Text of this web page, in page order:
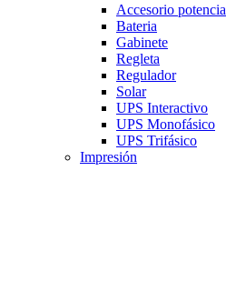
Accesorio potencia
Bateria
Gabinete
Regleta
Regulador
Solar
UPS Interactivo
UPS Monofásico
UPS Trifásico
Impresión